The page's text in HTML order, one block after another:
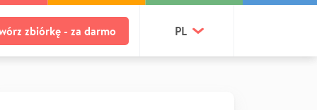
zbiórkę - za darmo PL